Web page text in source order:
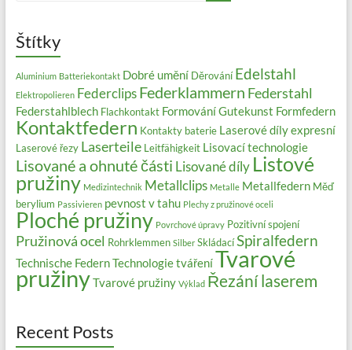
Štítky
Aluminium Batteriekontakt Dobré umění Děrování Edelstahl
Elektropolieren Federclips Federklammern Federstahl
Federstahlblech Flachkontakt FormováníGutekunst Formfedern
Kontaktfedern Kontakty baterie Laserové díly expresní
Laserové řezy Laserteile Leitfähigkeit Lisovací technologie
Lisované a ohnuté části Lisované díly Listové
pružiny Medizintechnik Metallclips Metalle Metallfedern Měď
berylium Passivieren pevnost v tahu Plechy z pružinové oceli
Ploché pružiny Povrchové úpravy Pozitivní spojení
Pružinová ocel Rohrklemmen Silber Skládací Spiralfedern
Technische FedernTechnologie tvářeníTvarové
pružinyTvarové pružiny Výklad Řezání laserem
Recent Posts